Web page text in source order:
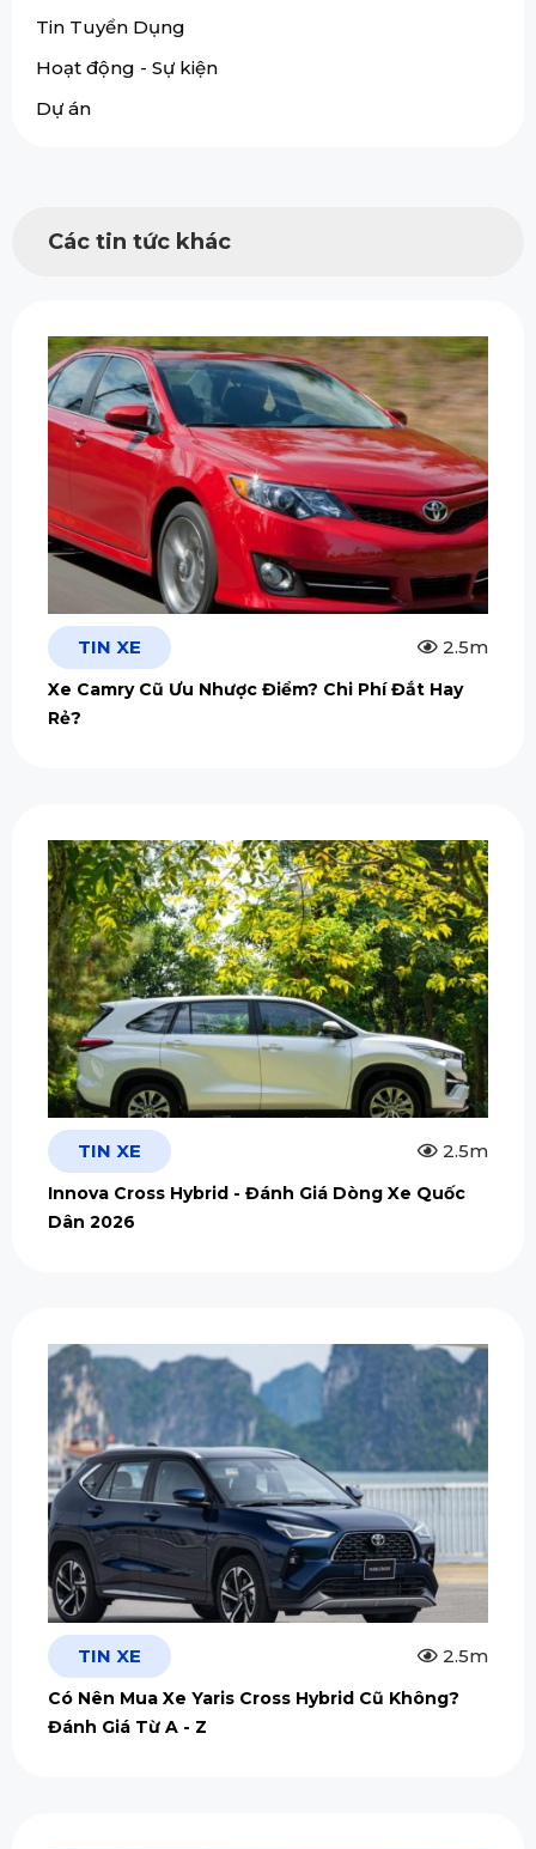
Tin Tuyển Dụng
Hoạt động - Sự kiện
Dự án
Các tin tức khác
TIN XE 2.5m
Xe Camry Cũ Ưu Nhược Điểm? Chi Phí Đắt Hay
Rẻ?
TIN XE 2.5m
Innova Cross Hybrid - Đánh Giá Dòng Xe Quốc
Dân 2026
TIN XE 2.5m
Có Nên Mua Xe Yaris Cross Hybrid Cũ Không?
Đánh Giá Từ A - Z